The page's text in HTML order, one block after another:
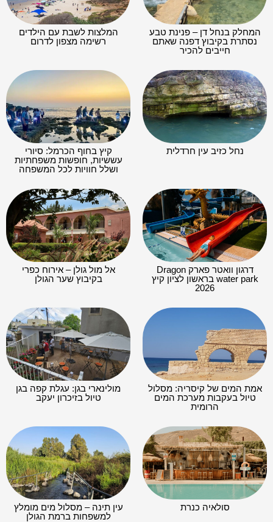
המחלק בנחל דן – פנינת טבע
נסתרת בקיבוץ דפנה שאתם
חייבים להכיר
המלצות לשבת עם הילדים
רשימה מצפון לדרום
נחל כזיב עין חרדלית
קיץ בחוף הכרמל: סיורי
עששיות, חופשות משפחתיות
ושלל חוויות לכל המשפחה
דרגון וואטר פארק Dragon
water park בראשון לציון קיץ
2026
אל מול גולן – אירוח כפרי
בקיבוץ שער הגולן
אמת המים של קיסריה: מסלול
טיול בעקבות מערכת המים
הרומית
מולינארי בגן: עגלת קפה בגן
טיול בזיכרון יעקב
סולאיה כנרת
עין תינה – מסלול מים מומלץ
למשפחות ברמת הגולן